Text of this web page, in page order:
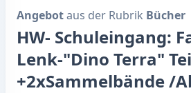
Angebotaus der Rubrik Bücher
HW- Schuleingang:
Lenk-"Dino Terra"
+2xSammelbände /